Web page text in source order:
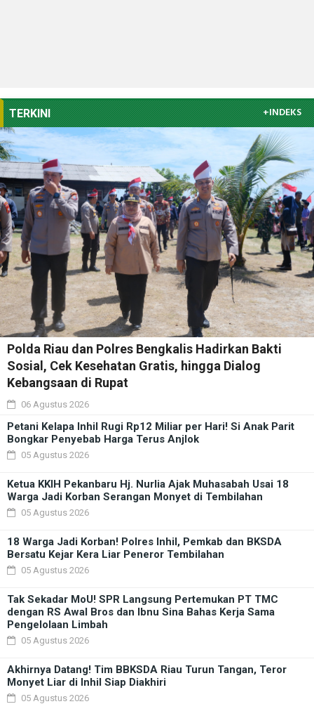
TERKINI +INDEKS
Polda Riau dan Polres Bengkalis Hadirkan Bakti
Sosial, Cek Kesehatan Gratis, hingga Dialog
Kebangsaan di Rupat
06 Agustus 2026
Petani Kelapa Inhil Rugi Rp12 Miliar per Hari! Si Anak Parit
Bongkar Penyebab Harga Terus Anjlok
05 Agustus 2026
Ketua KKIH Pekanbaru Hj. Nurlia Ajak Muhasabah Usai 18
Warga Jadi Korban Serangan Monyet di Tembilahan
05 Agustus 2026
18 Warga Jadi Korban! Polres Inhil, Pemkab dan BKSDA
Bersatu Kejar Kera Liar Peneror Tembilahan
05 Agustus 2026
Tak Sekadar MoU! SPR Langsung Pertemukan PT TMC
dengan RS Awal Bros dan Ibnu Sina Bahas Kerja Sama
Pengelolaan Limbah
05 Agustus 2026
Akhirnya Datang! Tim BBKSDA Riau Turun Tangan, Teror
Monyet Liar di Inhil Siap Diakhiri
05 Agustus 2026